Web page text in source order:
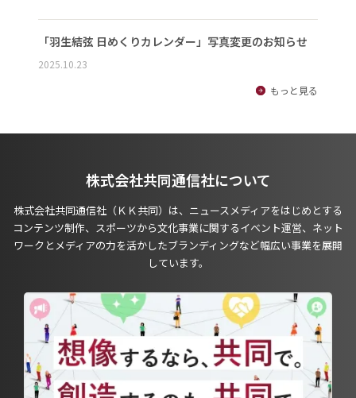
「羽生結弦 日めくりカレンダー」写真変更のお知らせ
2025.10.23
もっと見る
株式会社共同通信社について
株式会社共同通信社（ＫＫ共同）は、ニュースメディアをはじめとする
コンテンツ制作、スポーツから文化事業に関するイベント運営、ネット
ワークとメディアの力を活かしたブランディングなど幅広い事業を展開
しています。